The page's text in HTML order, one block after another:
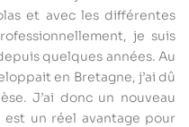
et avec les différentes
je suis
quelques années. Au
en Bretagne, j’ai dû
J’ai donc un nouveau
un réel avantage pour